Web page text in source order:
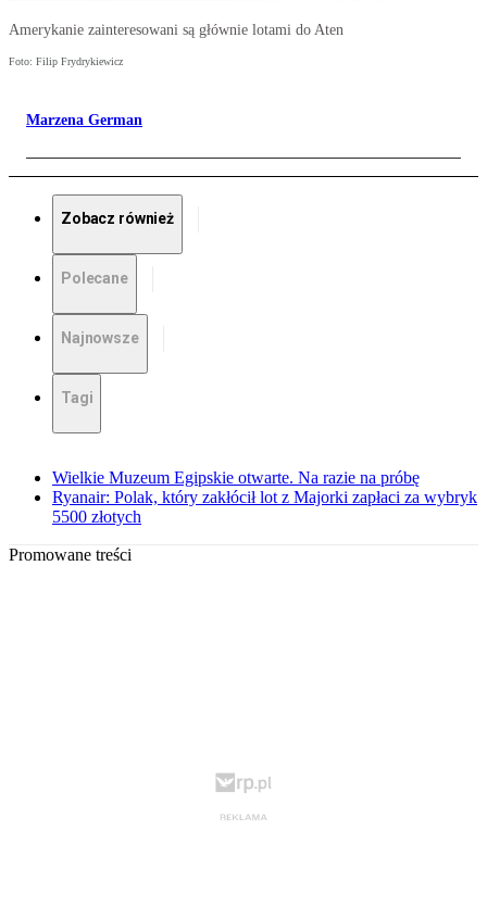
Amerykanie zainteresowani są głównie lotami do Aten
Foto: Filip Frydrykiewicz
Marzena German
Zobacz również
Polecane
Najnowsze
Tagi
Wielkie Muzeum Egipskie otwarte. Na razie na próbę
Ryanair: Polak, który zakłócił lot z Majorki zapłaci za wybryk
5500 złotych
Promowane treści